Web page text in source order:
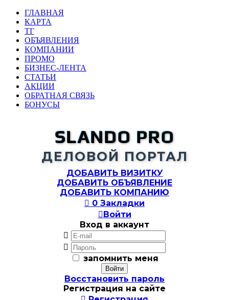
ГЛАВНАЯ
КАРТА
ТГ
ОБЪЯВЛЕНИЯ
КОМПАНИИ
ПРОМО
БИЗНЕС-ЛЕНТА
СТАТЬИ
АКЦИИ
ОБРАТНАЯ СВЯЗЬ
БОНУСЫ
SLANDO PRO
ДЕЛОВОЙ ПОРТАЛ
ДОБАВИТЬ ВИЗИТКУ
ДОБАВИТЬ ОБЪЯВЛЕНИЕ
ДОБАВИТЬ КОМПАНИЮ
 0 Закладки
Войти
Вход в аккаунт


запомнить меня
Восстановить пароль
Регистрация на сайте